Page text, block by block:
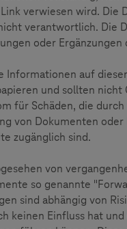
verwiesen wird. Die
verantwortlich. Die
oder
Informationen auf
und sollten nicht
für Schäden, die
von Dokumenten
zugänglich sind.
von
so genannte
sind abhängig von
keinen Einfluss hat